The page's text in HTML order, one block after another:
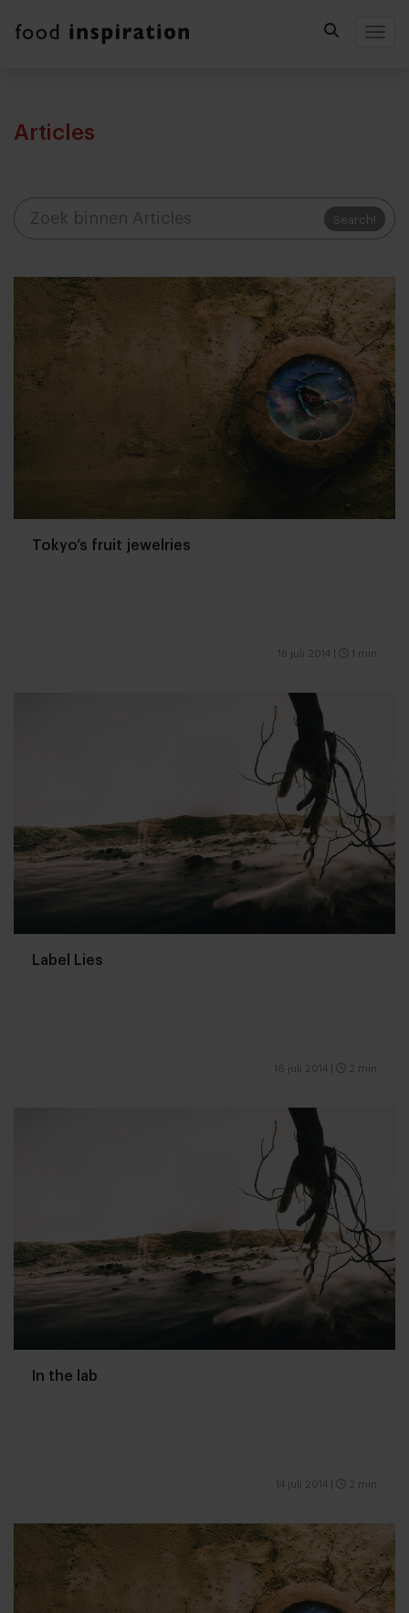
Articles
Search!
Tokyo’s fruit jewelries
18 juli 2014 1 min
Label Lies
16 juli 2014 2 min
In the lab
14 juli 2014 2 min